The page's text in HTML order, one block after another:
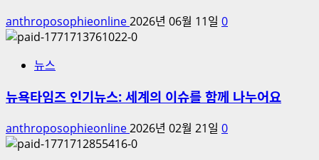
anthroposophieonline2026년 06월 11일 0
뉴스
뉴욕타임즈 인기뉴스: 세계의 이슈를 함께 나누어요
anthroposophieonline2026년 02월 21일 0